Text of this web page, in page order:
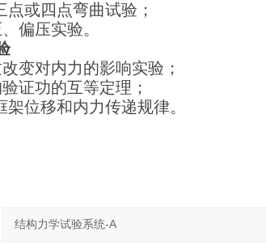
点或四点弯曲试验；
偏压实验。
变对内力的影响实验；
证功的互等定理；
架位移和内力传递规律。